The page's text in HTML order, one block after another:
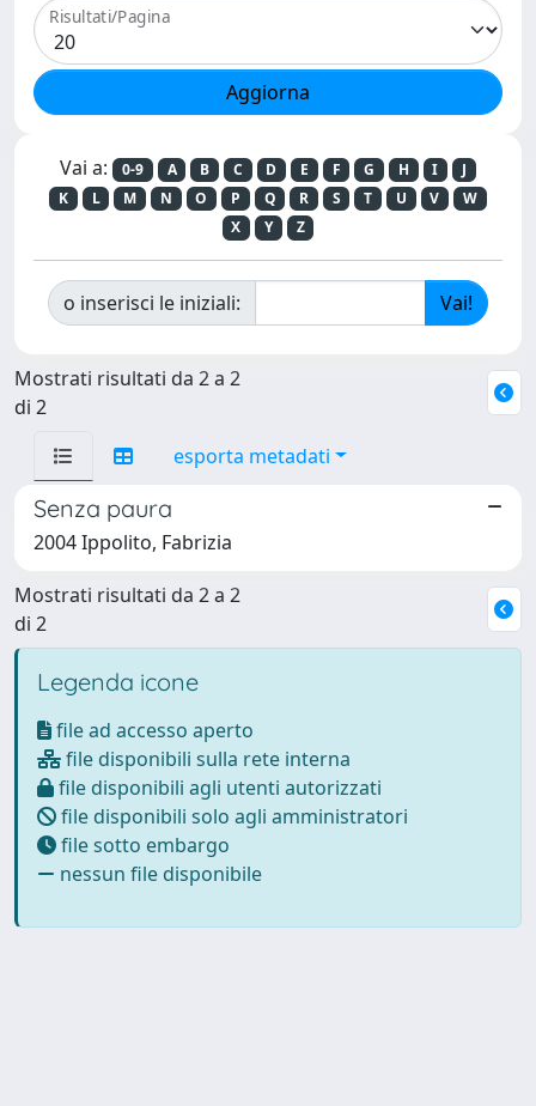
Risultati/Pagina
Vai a: 0-9 A B C D E F G H I
J
K
L M N O P Q R S T U V
W
X
Y Z
o inserisci le iniziali:
Mostrati risultati da 2 a 2
di 2
esporta metadati
Senza paura
2004 Ippolito, Fabrizia
Mostrati risultati da 2 a 2
di 2
Legenda icone
file ad accesso aperto
file disponibili sulla rete interna
file disponibili agli utenti autorizzati
file disponibili solo agli amministratori
file sotto embargo
nessun file disponibile